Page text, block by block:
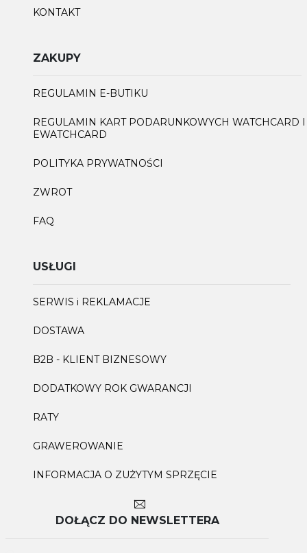
KONTAKT
ZAKUPY
REGULAMIN E-BUTIKU
REGULAMIN KART PODARUNKOWYCH WATCHCARD I
EWATCHCARD
POLITYKA PRYWATNOŚCI
ZWROT
FAQ
USŁUGI
SERWIS i REKLAMACJE
DOSTAWA
B2B - KLIENT BIZNESOWY
DODATKOWY ROK GWARANCJI
RATY
GRAWEROWANIE
INFORMACJA O ZUŻYTYM SPRZĘCIE
DOŁĄCZ DO NEWSLETTERA